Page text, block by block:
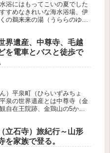
浴にはもってこいの夏でした
すめなきれいな海水浴場、伊
の鵜来来の湯（うららのゆ）
界遺産、中尊寺、毛越
を電車とバスと徒歩で
）平泉町（ひらいずみちょ
泉の世界遺産とは中尊寺（金
自在王院跡、金鶏山の5か所
立石寺）旅紀行～山形
を家族で登る。